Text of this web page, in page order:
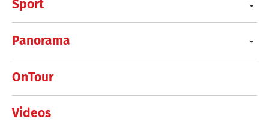
Sport
Panorama
OnTour
Videos